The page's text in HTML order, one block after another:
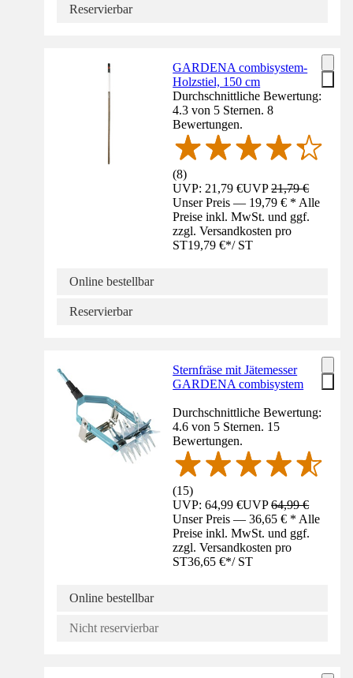
Reservierbar
GARDENA combisystem-
Holzstiel, 150 cm
Durchschnittliche Bewertung:
4.3 von 5 Sternen. 8
Bewertungen.
(8)
UVP: 21,79 €UVP21,79 €
Unser Preis — 19,79 € * Alle
Preise inkl. MwSt. und ggf.
zzgl. Versandkosten pro
ST19,79 €*/ ST
Online bestellbar
Reservierbar
Sternfräse mit Jätemesser
GARDENA combisystem
Durchschnittliche Bewertung:
4.6 von 5 Sternen. 15
Bewertungen.
(15)
UVP: 64,99 €UVP64,99 €
Unser Preis — 36,65 € * Alle
Preise inkl. MwSt. und ggf.
zzgl. Versandkosten pro
ST36,65 €*/ ST
Online bestellbar
Nicht reservierbar